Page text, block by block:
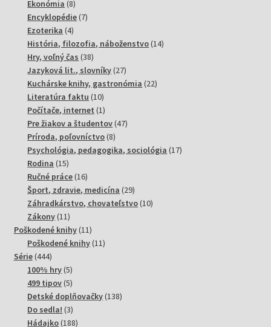
produktov
Ekonómia 88
produktov
Encyklopédie 77
Ezoterika 44
produkty
História, filozofia, náboženstvo 1414
Hry, voľný čas 3838
produktov
Jazyková lit., slovníky 2727
produktov
Kuchárske knihy, gastronómia 2222
Literatúra faktu 1010
produktov
Počítače, internet 11
produkt
Pre žiakov a študentov 4747
Príroda, poľovníctvo 88
produktov
Psychológia, pedagogika, sociológia 1717
Rodina 1515
produktov
Ručné práce 1616
produktov
Šport, zdravie, medicína 2929
produktov
Záhradkárstvo, chovateľstvo 1010
Zákony 1111
produktov
Poškodené knihy 1111
produktov
Poškodené knihy 1111
Série 444444
produktov
100% hry 55
produktov
499 tipov 55
produktov
Detské doplňovačky 138138
Do sedla! 33
produkty
Hádajko 188188